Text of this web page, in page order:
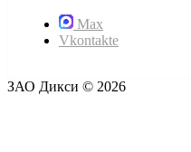
Max
Vkontakte
ЗАО Дикси © 2026